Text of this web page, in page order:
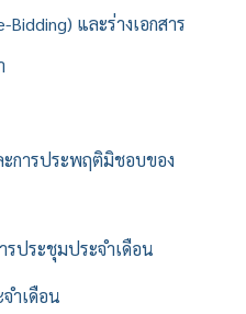
Bidding) และร่างเอกสาร
ะการประพฤติมิชอบของ
รประชุมประจำเดือน
ำเดือน